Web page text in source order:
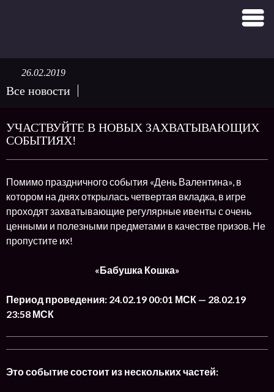
Все новости
26.02.2019
УЧАСТВУЙТЕ В НОВЫХ ЗАХВАТЫВАЮЩИХ
СОБЫТИЯХ!
Помимо праздничного события «День Валентина», в
котором на днях открылась четвертая вкладка, в игре
проходят захватывающие регулярные ивенты с очень
ценными и полезными предметами в качестве призов. Не
пропустите их!
«Бабушка Кошка»
Период проведения: 24.02.19 00:01 МСК — 28.02.19
23:58 МСК
Это событие состоит из нескольких частей: